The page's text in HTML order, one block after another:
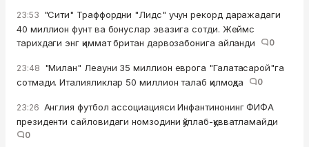
23:53 "Сити" Траффордни "Лидс" учун рекорд даражадаги
40 миллион фунт ва бонуслар эвазига сотди. Жеймс
тарихдаги энг қиммат британ дарвозабонига айланди
0
23:48 "Милан" Леауни 35 миллион еврога "Галатасарой"га
сотмади. Италияликлар 50 миллион талаб қилмоқда
0
23:26 Англия футбол ассоциацияси Инфантинонинг ФИФА
президенти сайловидаги номзодини қўллаб-қувватламайди
0